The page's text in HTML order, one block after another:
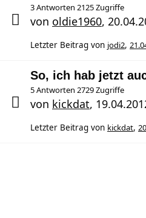
3 Antworten 2125 Zugriffe
von oldie1960,
Letzter Beitrag von jodi2,
So, ich hab jetzt
5 Antworten 2729 Zugriffe
von kickdat,
Letzter Beitrag von kickdat,